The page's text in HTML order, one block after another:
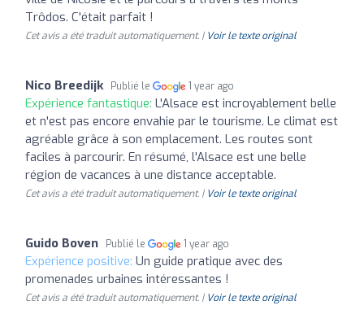
Trôdos. C'était parfait !
Cet avis a été traduit automatiquement. | Voir le texte original
Nico Breedijk Publié le 1 year ago
Expérience fantastique: L'Alsace est incroyablement belle
et n'est pas encore envahie par le tourisme. Le climat est
agréable grâce à son emplacement. Les routes sont
faciles à parcourir. En résumé, l'Alsace est une belle
région de vacances à une distance acceptable.
Cet avis a été traduit automatiquement. | Voir le texte original
Guido Boven Publié le 1 year ago
Expérience positive: Un guide pratique avec des
promenades urbaines intéressantes !
Cet avis a été traduit automatiquement. | Voir le texte original